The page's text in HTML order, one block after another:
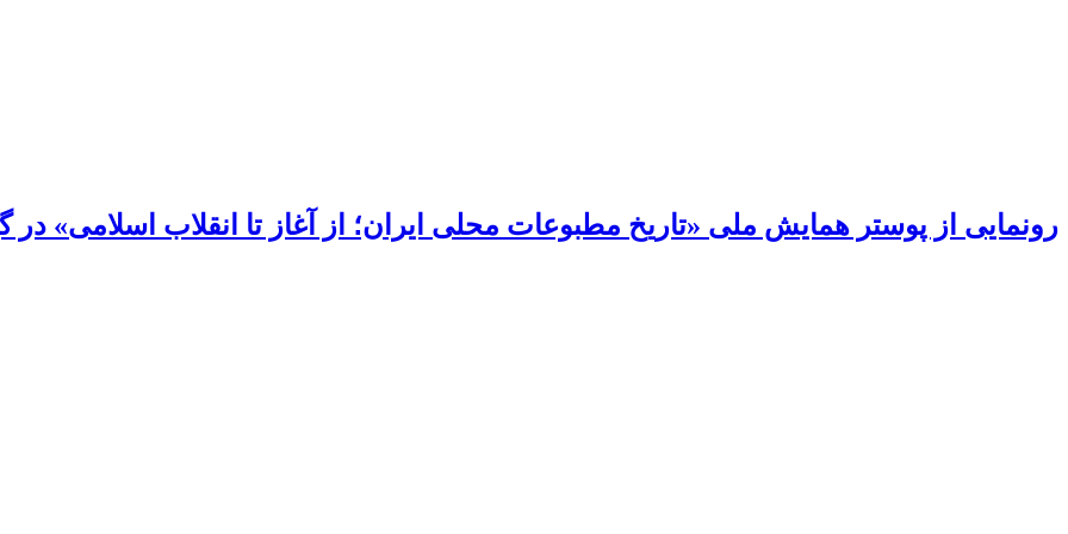
رونمایی از پوستر همایش ملی «تاریخ مطبوعات محلی ایران؛ از آغاز تا انقلاب اسلامی» در